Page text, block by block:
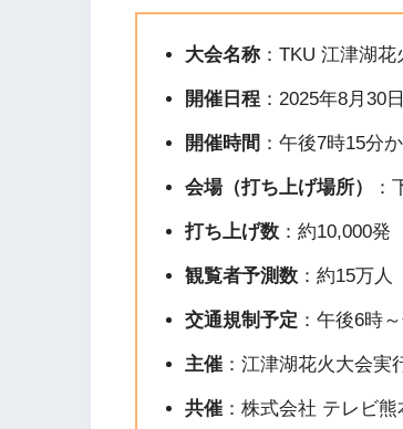
大会名称：​TKU 江津湖花
開催日程：​2025年8月30
開催時間 ：​午後7時15分
会場（打ち上げ場所） ：​
打ち上げ数：​約10,000発
観覧者予測数：​約15万人
交通規制予定 ：​午後6時
主催：​江津湖花火大会実
共催：​株式会社 テレビ熊